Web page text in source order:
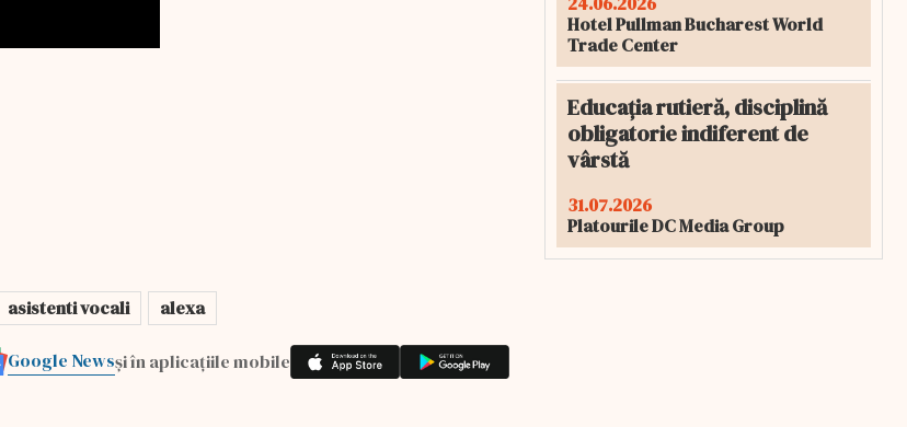
asistenti vocali alexa
Google Newsși în aplicațiile mobile
Hotel Pullman Bucharest World
Trade Center
Educația rutieră, disciplină
obligatorie indiferent de
vârstă
31.07.2026
Platourile DC Media Group